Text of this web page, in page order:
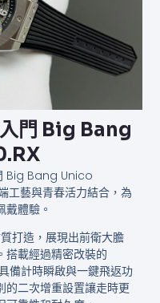
門​​​ Big Bang
Big Bang Unico
工藝與青春活力結合，為
體驗。
打造，展現出前衛大膽
搭載經過精密改裝的
備計時瞬啟與一鍵飛返功
的二次增重設置讓走時更